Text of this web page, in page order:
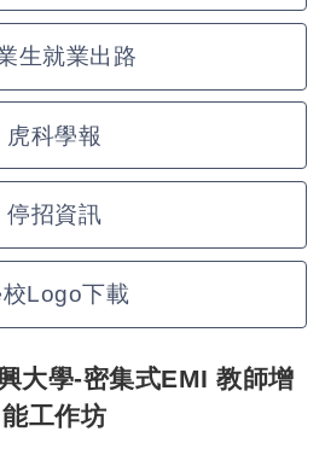
生就業出路
虎科學報
停招資訊
Logo下載
大學-密集式EMI 教師增
能工作坊